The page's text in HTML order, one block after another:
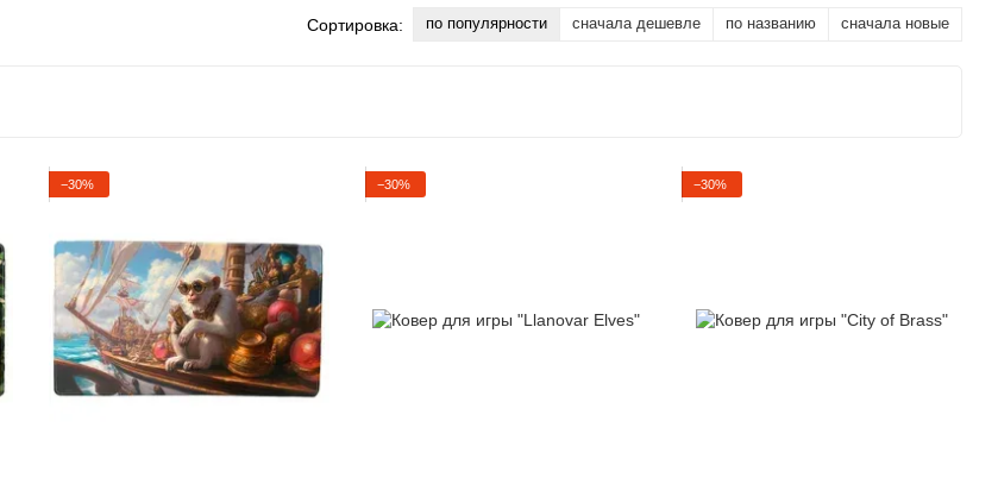
Сортировка: по популярности сначала дешевле по названию сначала новые
−30% −30% −30%